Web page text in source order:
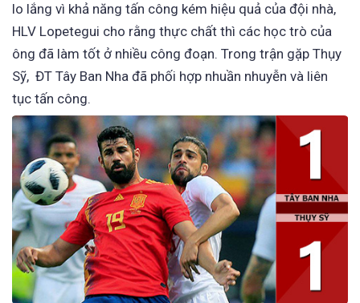
lo lắng vì khả năng tấn công kém hiệu quả của đội nhà,
HLV Lopetegui cho rằng thực chất thì các học trò của
ông đã làm tốt ở nhiều công đoạn. Trong trận gặp Thụy
Sỹ, ĐT Tây Ban Nha đã phối hợp nhuần nhuyễn và liên
tục tấn công.